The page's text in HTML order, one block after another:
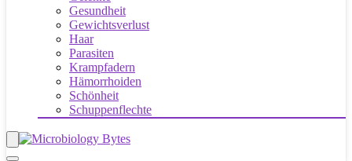
Gesundheit
Gewichtsverlust
Haar
Parasiten
Krampfadern
Hämorrhoiden
Schönheit
Schuppenflechte